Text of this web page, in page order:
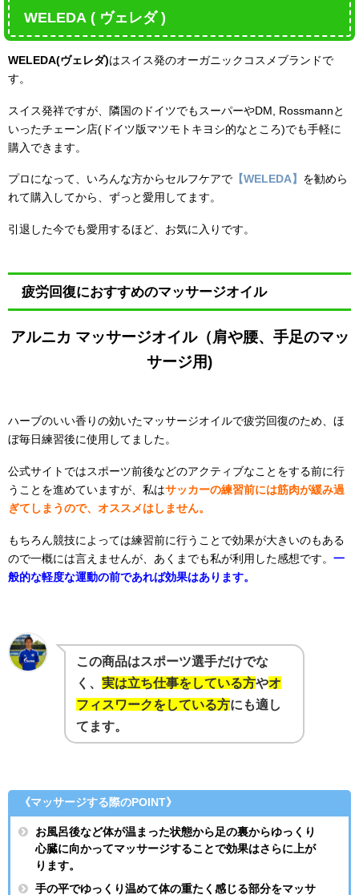
WELEDA ( ヴェレダ )
WELEDA(ヴェレダ)はスイス発のオーガニックコスメブランドで
す。
スイス発祥ですが、隣国のドイツでもスーパーやDM, Rossmannと
いったチェーン店(ドイツ版マツモトキヨシ的なところ)でも手軽に
購入できます。
プロになって、いろんな方からセルフケアで 【WELEDA】 を勧めら
れて購入してから、ずっと愛用してます。
引退した今でも愛用するほど、お気に入りです。
疲労回復におすすめのマッサージオイル
アルニカ マッサージオイル（肩や腰、手足のマッ
サージ用)
ハーブのいい香りの効いたマッサージオイルで疲労回復のため、ほ
ぼ毎日練習後に使用してました。
公式サイトではスポーツ前後などのアクティブなことをする前に行
うことを進めていますが、私はサッカーの練習前には筋肉が緩み過
ぎてしまうので、オススメはしません。
もちろん競技によっては練習前に行うことで効果が大きいのもある
ので一概には言えませんが、あくまでも私が利用した感想です。 一
般的な軽度な運動の前であれば効果はあります。
この商品はスポーツ選手だけでな
く、 実は立ち仕事をしている方やオ
フィスワークをしている方にも適し
てます。
《マッサージする際のPOINT》
お風呂後など体が温まった状態から足の裏からゆっくり
心臓に向かってマッサージすることで効果はさらに上が
ります。
手の平でゆっくり温めて体の重たく感じる部分をマッサ